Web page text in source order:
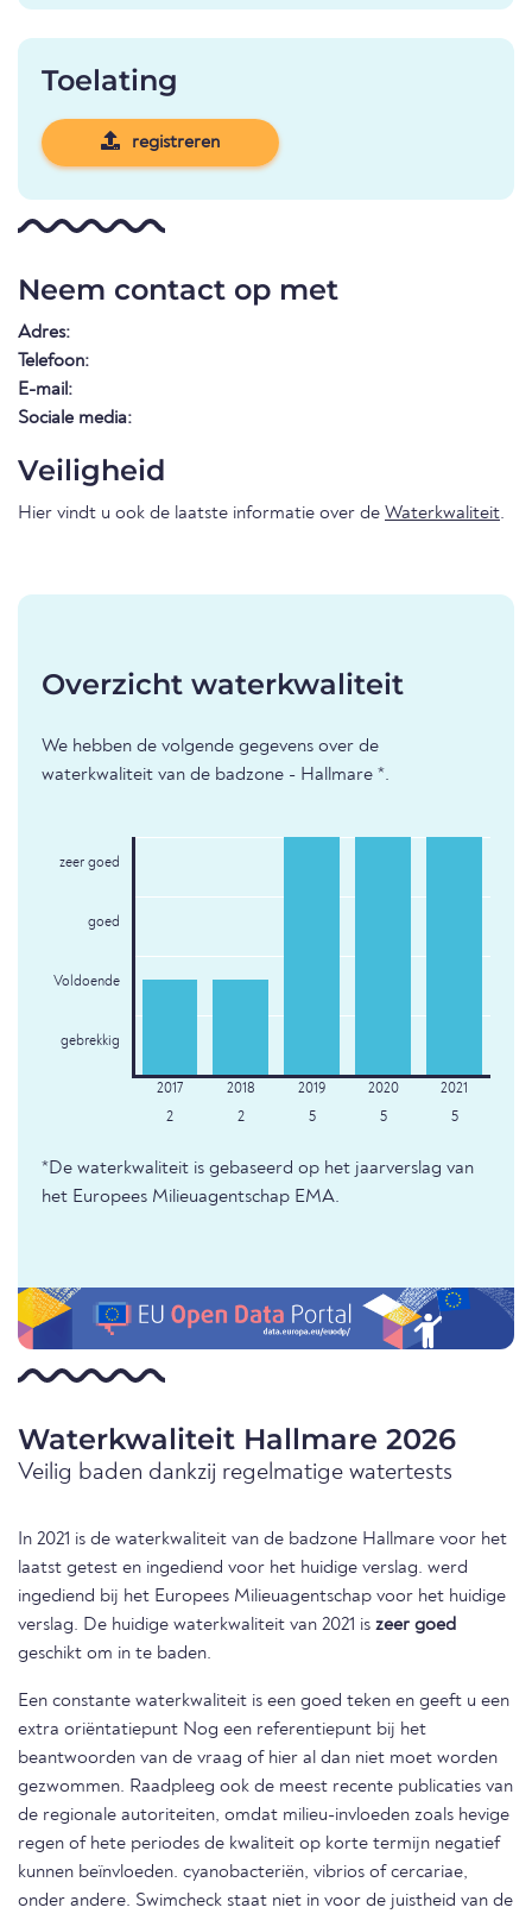
Toelating
registreren
Neem contact op met
Adres:
Telefoon:
E-mail:
Sociale media:
Veiligheid
Hier vindt u ook de laatste informatie over de Waterkwaliteit.
Overzicht waterkwaliteit
We hebben de volgende gegevens over de
waterkwaliteit van de badzone - Hallmare *.
zeer goed
goed
Voldoende
gebrekkig
2 2 5 5 5
*De waterkwaliteit is gebaseerd op het jaarverslag van
het Europees Milieuagentschap EMA.
Waterkwaliteit Hallmare 2026
Veilig baden dankzij regelmatige watertests
In 2021 is de waterkwaliteit van de badzone Hallmare voor het
laatst getest en ingediend voor het huidige verslag. werd
ingediend bij het Europees Milieuagentschap voor het huidige
verslag. De huidige waterkwaliteit van 2021 is zeer goed
geschikt om in te baden.
Een constante waterkwaliteit is een goed teken en geeft u een
extra oriëntatiepunt Nog een referentiepunt bij het
beantwoorden van de vraag of hier al dan niet moet worden
gezwommen. Raadpleeg ook de meest recente publicaties van
de regionale autoriteiten, omdat milieu-invloeden zoals hevige
regen of hete periodes de kwaliteit op korte termijn negatief
kunnen beïnvloeden. cyanobacteriën, vibrios of cercariae,
onder andere. Swimcheck staat niet in voor de juistheid van de